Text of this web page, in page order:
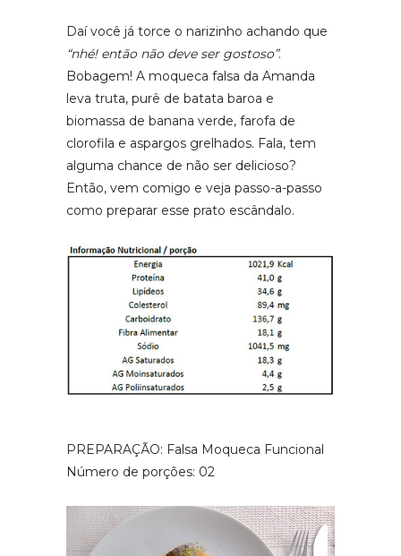
Daí você já torce o narizinho achando que
“nhé! então não deve ser gostoso”.
Bobagem! A moqueca falsa da Amanda
leva truta, purê de batata baroa e
biomassa de banana verde, farofa de
clorofila e aspargos grelhados. Fala, tem
alguma chance de não ser delicioso?
Então, vem comigo e veja passo-a-passo
como preparar esse prato escândalo.
PREPARAÇÃO: Falsa Moqueca Funcional
Número de porções: 02